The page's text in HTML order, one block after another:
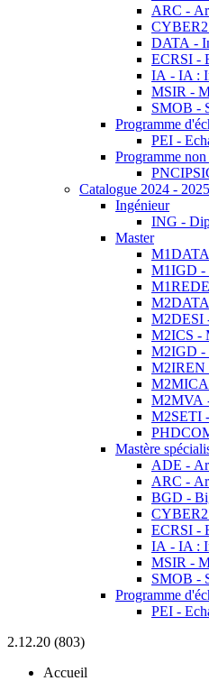
ARC -
CYBER2
DATA -
ECRSI -
IA - IA :
MSIR -
SMOB -
Programme
PEI -
Programme
Catalogue 2024 - 2025
Ingénieur
ING -
Master
M1IGD -
M2DESI
M2ICS -
M2IGD -
M2IREN
M2MVA
M2SETI
Mastère
ADE -
ARC -
BGD -
CYBER2
ECRSI -
IA - IA :
MSIR -
SMOB -
Programme
PEI -
2.12.20 (803)
Accueil